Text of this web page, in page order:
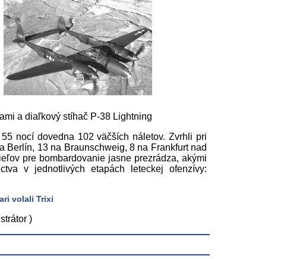
a diaľkový stíhač P-38 Lightning
nocí dovedna 102 väčších náletov. Zvrhli pri
Berlín, 13 na Braunschweig, 8 na Frankfurt nad
pre bombardovanie jasne prezrádza, akými
v jednotlivých etapách leteckej ofenzívy:
volali Trixi
)